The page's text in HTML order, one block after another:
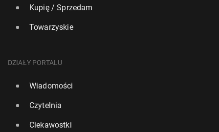
Kupię / Sprzedam
Towarzyskie
DZIAŁY PORTALU
Wiadomości
Czytelnia
Ciekawostki